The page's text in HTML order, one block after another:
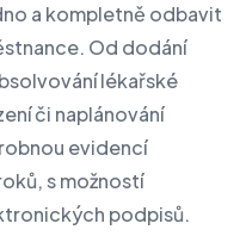
a kompletně odbavit
Od dodání
lékařské
či naplánování
evidencí
s možností
podpisů.